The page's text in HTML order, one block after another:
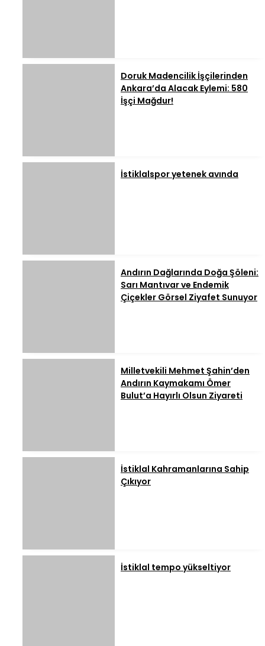
Doruk Madencilik İşçilerinden
Ankara’da Alacak Eylemi: 580
İşçi Mağdur!
İstiklalspor yetenek avında
Andırın Dağlarında Doğa Şöleni:
Sarı Mantıvar ve Endemik
Çiçekler Görsel Ziyafet Sunuyor
Milletvekili Mehmet Şahin’den
Andırın Kaymakamı Ömer
Bulut’a Hayırlı Olsun Ziyareti
İstiklal Kahramanlarına Sahip
Çıkıyor
İstiklal tempo yükseltiyor